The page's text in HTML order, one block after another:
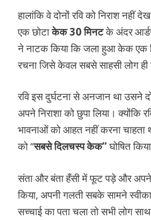
हालांकि वे दोनों रवि को निराश
एक छोटाकेक 30 मिनटके अंदर
ने नाटक किया कि जला हुआ केक एक
रचना जिसे केवल सबसे साहसी लोग
रवि इस दुर्घटना से अनजान था उसने
अपने निराशा को छुपा लिया। क्योंकि
भावनाओं को आहत नहीं करना
को “सबसे दिलचस्प केक”घोषित
संता और बंता हँसी में फूट पड़े और
किया, अपनी गलती सबके सामने
सच्चाई का पता चला तो सभी लोग